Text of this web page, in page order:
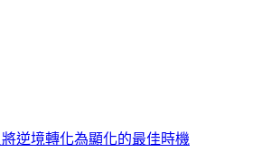
逆境轉化為顯化的最佳時機